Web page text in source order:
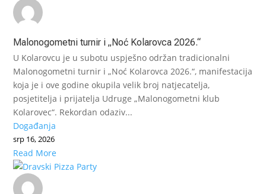
Malonogometni turnir i „Noć Kolarovca 2026.“
U Kolarovcu je u subotu uspješno održan tradicionalni
Malonogometni turnir i „Noć Kolarovca 2026.“, manifestacija
koja je i ove godine okupila velik broj natjecatelja,
posjetitelja i prijatelja Udruge „Malonogometni klub
Kolarovec“. Rekordan odaziv...
Događanja
srp 16, 2026
Read More